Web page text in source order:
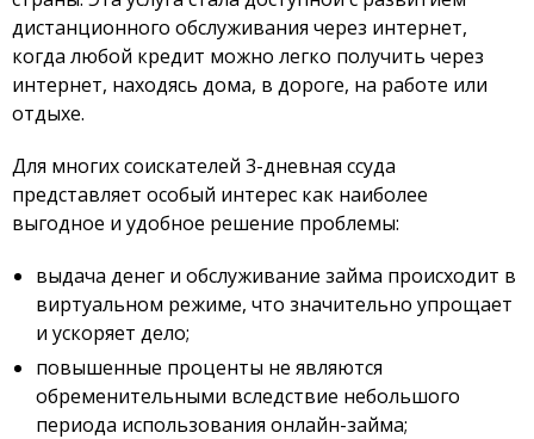
дистанционного обслуживания через интернет,
когда любой кредит можно легко получить через
интернет, находясь дома, в дороге, на работе или
отдыхе.
Для многих соискателей 3-дневная ссуда
представляет особый интерес как наиболее
выгодное и удобное решение проблемы:
выдача денег и обслуживание займа происходит в
виртуальном режиме, что значительно упрощает
и ускоряет дело;
повышенные проценты не являются
обременительными вследствие небольшого
периода использования онлайн-займа;